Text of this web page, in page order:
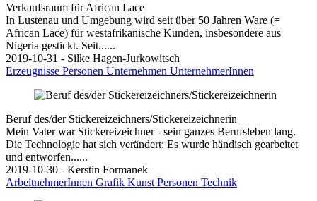
Verkaufsraum für African Lace
In Lustenau und Umgebung wird seit über 50 Jahren Ware (=
African Lace) für westafrikanische Kunden, insbesondere aus
Nigeria gestickt. Seit......
2019-10-31 - Silke Hagen-Jurkowitsch
Erzeugnisse Personen Unternehmen UnternehmerInnen
Beruf des/der Stickereizeichners/Stickereizeichnerin
Mein Vater war Stickereizeichner - sein ganzes Berufsleben lang.
Die Technologie hat sich verändert: Es wurde händisch gearbeitet
und entworfen......
2019-10-30 - Kerstin Formanek
ArbeitnehmerInnen Grafik Kunst Personen Technik